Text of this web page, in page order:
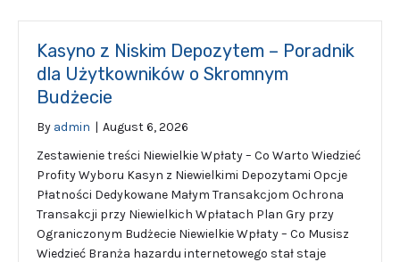
Kasyno z Niskim Depozytem – Poradnik
dla Użytkowników o Skromnym
Budżecie
By admin | August 6, 2026
Zestawienie treści Niewielkie Wpłaty – Co Warto Wiedzieć
Profity Wyboru Kasyn z Niewielkimi Depozytami Opcje
Płatności Dedykowane Małym Transakcjom Ochrona
Transakcji przy Niewielkich Wpłatach Plan Gry przy
Ograniczonym Budżecie Niewielkie Wpłaty – Co Musisz
Wiedzieć Branża hazardu internetowego stał staje